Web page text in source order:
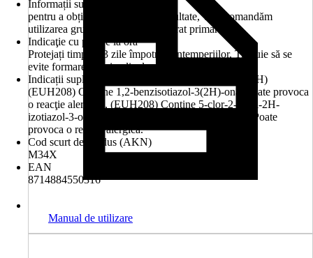
Informații suplimentare
pentru a obține cele mai bune rezultate, vă recomandăm
utilizarea grundului Elabrick ca strat primar
Indicaţie cu privire la oră
Protejați timp de 3 zile împotriva intemperiilor, Trebuie să se
evite formarea unei pelicule
Indicații suplimentare privind pericolele (codare EUH)
(EUH208) Conţine 1,2-benzisotiazol-3(2H)-onă. Poate provoca
o reacţie alergică., (EUH208) Conţine 5-clor-2-metil-2H-
izotiazol-3-onă şi 2-metil-2H-izotiazol-3-onă (3:1). Poate
provoca o reacţie alergică.
Cod scurt de produs (AKN)
M34X
EAN
8714884550316
Manual de utilizare